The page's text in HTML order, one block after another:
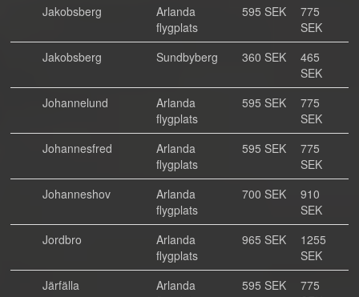
Jakobsberg
Arlanda
flygplats
595 SEK
775
SEK
Jakobsberg
Sundbyberg 360 SEK
465
SEK
Johannelund
Arlanda
flygplats
595 SEK
775
SEK
Johannesfred
Arlanda
flygplats
595 SEK
775
SEK
Johanneshov
Arlanda
flygplats
700 SEK
910
SEK
Jordbro
Arlanda
flygplats
965 SEK
1255
SEK
Järfälla
Arlanda
595 SEK
775